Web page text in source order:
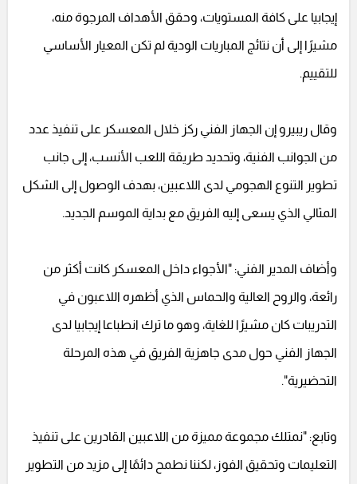
إيجابيا على كافة المستويات، وحقق الأهداف المرجوة منه،
مشيرًا إلى أن نتائج المباريات الودية لم تكن المعيار الأساسي
للتقييم.
وقال ريبيرو إن الجهاز الفني ركز خلال المعسكر على تنفيذ عدد
من الجوانب الفنية، وتحديد طريقة اللعب الأنسب، إلى جانب
تطوير التنوع الهجومي لدى اللاعبين، بهدف الوصول إلى الشكل
المثالي الذي يسعى إليه الفريق مع بداية الموسم الجديد.
وأضاف المدير الفني: "الأجواء داخل المعسكر كانت أكثر من
رائعة، والروح العالية والحماس الذي أظهره اللاعبون في
التدريبات كان مشيرًا للغاية، وهو ما ترك انطباعا إيجابيا لدى
الجهاز الفني حول مدى جاهزية الفريق في هذه المرحلة
التحضيرية".
وتابع: "نمتلك مجموعة مميزة من اللاعبين القادرين على تنفيذ
التعليمات وتحقيق الفوز، لكننا نطمح دائمًا إلى مزيد من التطوير